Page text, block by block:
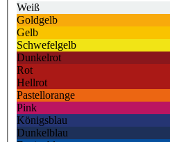
Weiß
Goldgelb
Gelb
Schwefelgelb
Dunkelrot
Rot
Hellrot
Pastellorange
Pink
Königsblau
Dunkelblau